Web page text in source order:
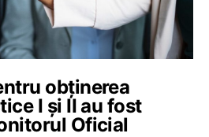
obținerea
I și II au fost
Oficial